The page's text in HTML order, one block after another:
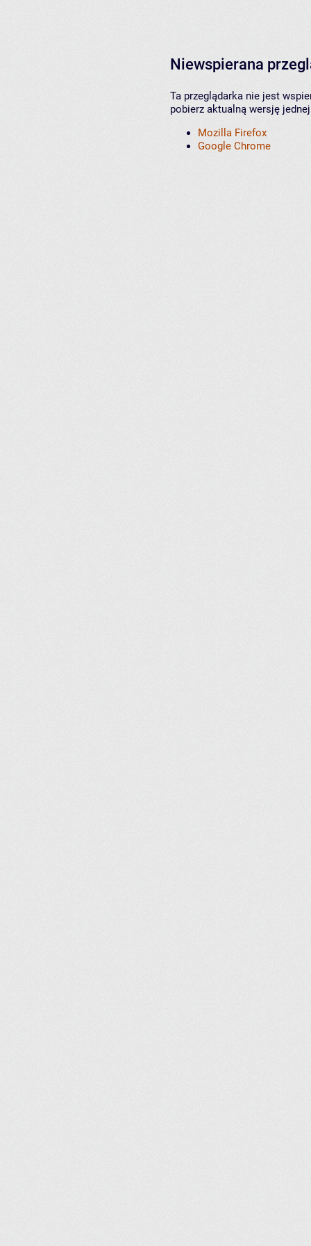
Niewspierana
Ta przeglądarka nie jest
pobierz aktualną wersję
Mozilla Firefox
Google Chrome